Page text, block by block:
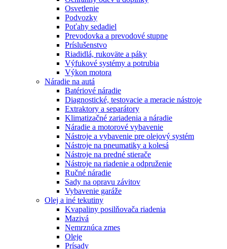
Osvetlenie
Podvozky
Poťahy sedadiel
Prevodovka a prevodové stupne
Príslušenstvo
Riadidlá, rukoväte a páky
Výfukové systémy a potrubia
Výkon motora
Náradie na autá
Batériové náradie
Diagnostické, testovacie a meracie nástroje
Extraktory a separátory
Klimatizačné zariadenia a náradie
Náradie a motorové vybavenie
Nástroje a vybavenie pre olejový systém
Nástroje na pneumatiky a kolesá
Nástroje na predné stierače
Nástroje na riadenie a odpruženie
Ručné náradie
Sady na opravu závitov
Vybavenie garáže
Olej a iné tekutiny
Kvapaliny posilňovača riadenia
Mazivá
Nemrznúca zmes
Oleje
Prísady